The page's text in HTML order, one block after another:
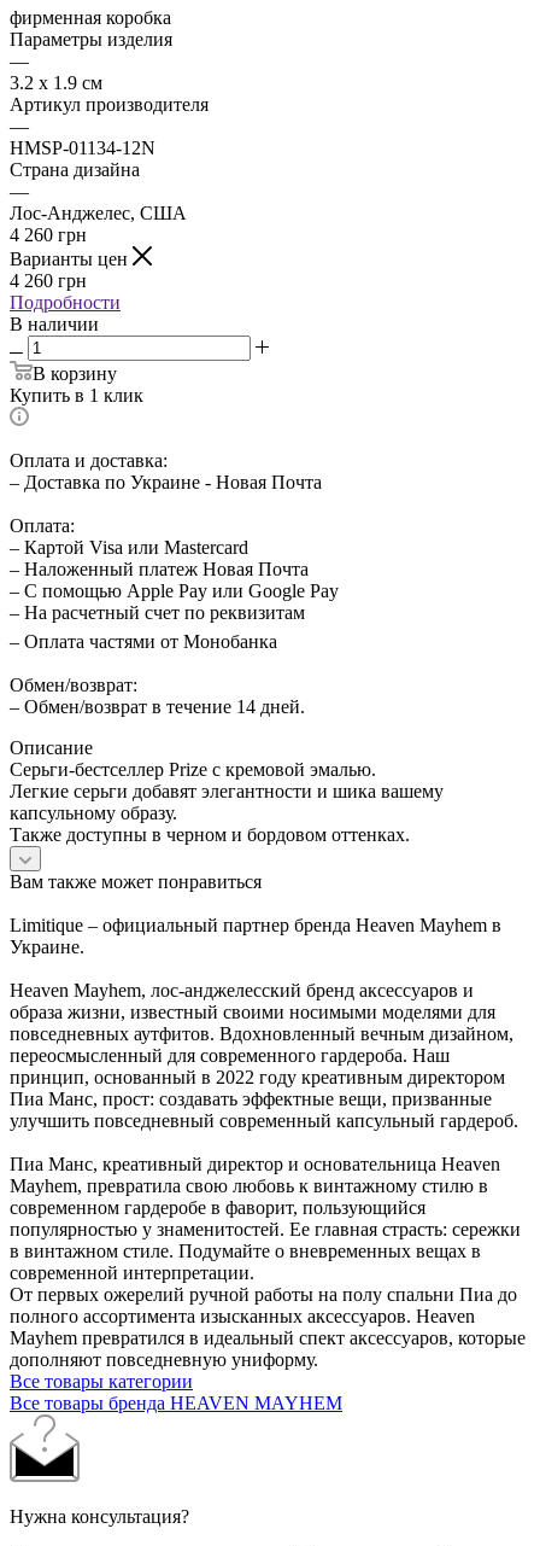
фирменная коробка
Параметры изделия
—
3.2 x 1.9 см
Артикул производителя
—
HMSP-01134-12N
Страна дизайна
—
Лос-Анджелес, США
4 260 грн
Варианты цен
4 260 грн
Подробности
В наличии
В корзину
Купить в 1 клик
Оплата и доставка:
– Доставка по Украине - Новая Почта
Оплата:
– Картой Visa или Mastercard
– Наложенный платеж Новая Почта
– С помощью Apple Pay или Google Pay
– На расчетный счет по реквизитам
– Оплата частями от Монобанка
Обмен/возврат:
– Обмен/возврат в течение 14 дней.
Описание
Серьги-бестселлер Prize с кремовой эмалью.
Легкие серьги добавят элегантности и шика вашему
капсульному образу.
Также доступны в черном и бордовом оттенках.
Вам также может понравиться
Limitique – официальный партнер бренда Heaven Mayhem в
Украине.
Heaven Mayhem, лос-анджелесский бренд аксессуаров и
образа жизни, известный своими носимыми моделями для
повседневных аутфитов. Вдохновленный вечным дизайном,
переосмысленный для современного гардероба. Наш
принцип, основанный в 2022 году креативным директором
Пиа Манс, прост: создавать эффектные вещи, призванные
улучшить повседневный современный капсульный гардероб.
Пиа Манс, креативный директор и основательница Heaven
Mayhem, превратила свою любовь к винтажному стилю в
современном гардеробе в фаворит, пользующийся
популярностью у знаменитостей. Ее главная страсть: сережки
в винтажном стиле. Подумайте о вневременных вещах в
современной интерпретации.
От первых ожерелий ручной работы на полу спальни Пиа до
полного ассортимента изысканных аксессуаров. Heaven
Mayhem превратился в идеальный спект аксессуаров, которые
дополняют повседневную униформу.
Все товары категории
Все товары бренда HEAVEN MAYHEM
Нужна консультация?